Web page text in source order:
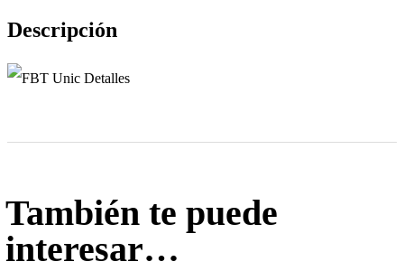
Descripción
También te puede
interesar…